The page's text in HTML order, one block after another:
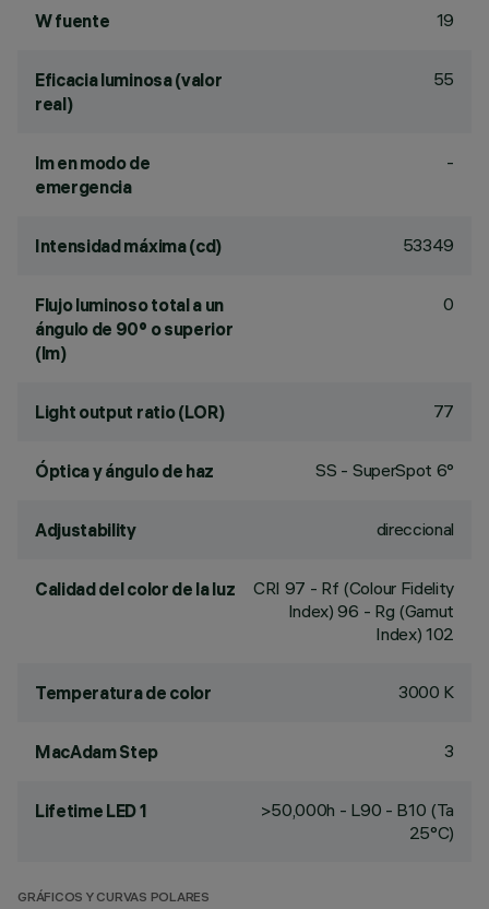
W fuente 19
Eficacia luminosa (valor
real)
55
lm en modo de
emergencia
-
Intensidad máxima (cd) 53349
Flujo luminoso total a un
ángulo de 90° o superior
(lm)
0
Light output ratio (LOR) 77
Óptica y ángulo de haz SS - SuperSpot 6°
Adjustability direccional
Calidad del color de la luz CRI 97 - Rf (Colour Fidelity
Index) 96 - Rg (Gamut
Index) 102
Temperatura de color 3000 K
MacAdam Step 3
Lifetime LED 1
>50,000h - L90 - B10 (Ta
25°C)
GRÁFICOS Y CURVAS POLARES